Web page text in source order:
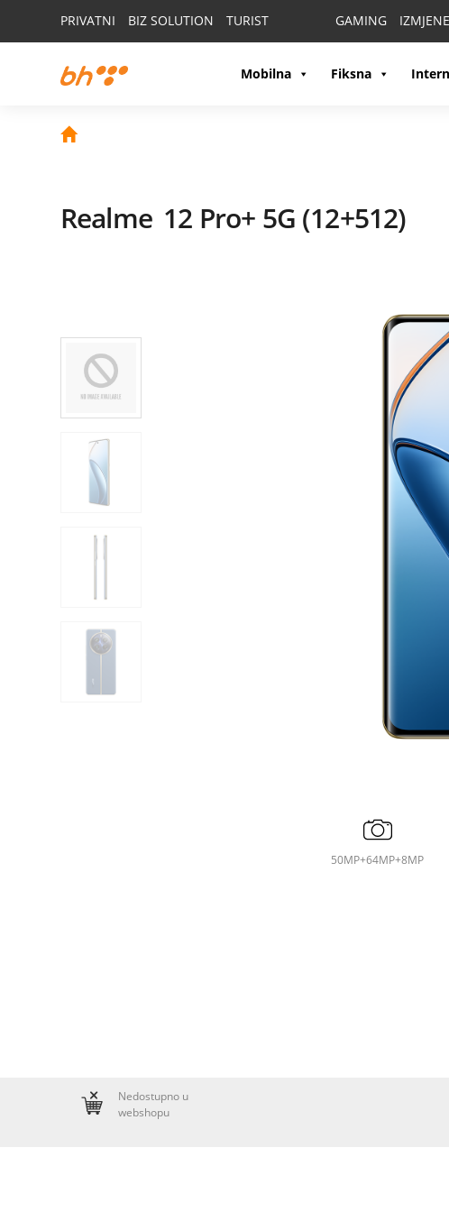
PRIVATNI BIZ SOLUTION TURIST GAMING
Mobilna Fiksna
Realme 12 Pro+ 5G (12+512)
50MP+64MP+8MP
Nedostupno u
webshopu